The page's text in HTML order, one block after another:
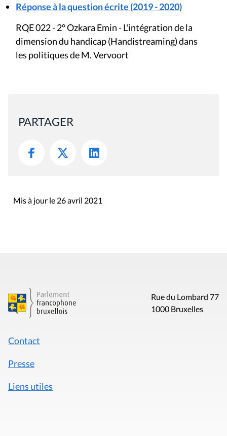
Réponse à la question écrite (2019 - 2020)
RQE 022 - 2° Ozkara Emin - L'intégration de la
dimension du handicap (Handistreaming) dans
les politiques de M. Vervoort
PARTAGER
Mis à jour le 26 avril 2021
Rue du Lombard 77
1000 Bruxelles
Contact
Presse
Liens utiles